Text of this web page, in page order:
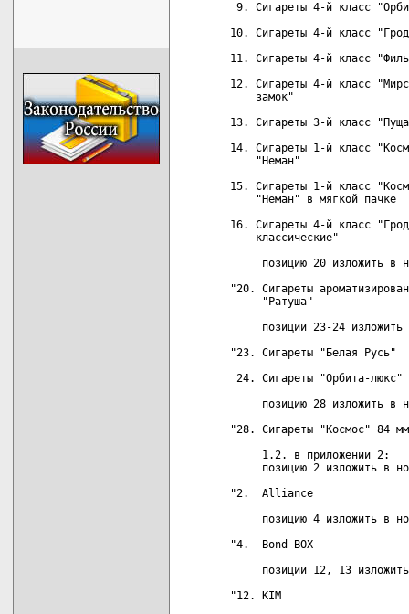
9. Сигареты 4-й класс
10. Сигареты 4-й класс
11. Сигареты 4-й класс
12. Сигареты 4-й класс
    замок"
13. Сигареты 3-й класс
14. Сигареты 1-й класс
    "Неман"
15. Сигареты 1-й класс
    "Неман" в мягкой пачке
16. Сигареты 4-й класс
    классические"
позицию 20 изложить в
"20. Cигареты
     "Ратуша"
позиции 23-24 изложить
"23. Сигареты "Белая
24. Сигареты "Орбита-
позицию 28 изложить в
"28. Сигареты "Космос"
     1.2. в приложении 2:
позицию 2 изложить в
"2.  Alliance
позицию 4 изложить в
"4.  Bond BOX
позиции 12, 13
"12. KIM